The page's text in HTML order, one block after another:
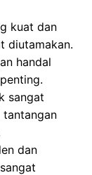
kuat dan
diutamakan.
handal
sangat
dan